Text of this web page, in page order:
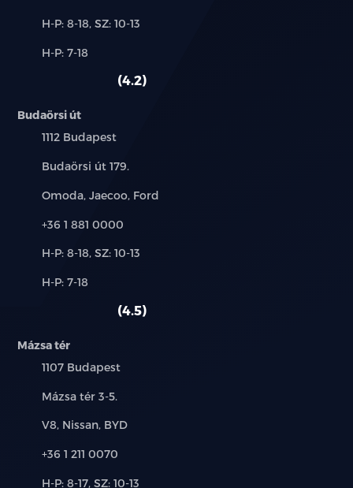
Új-
használt
H-P: 8-18, SZ: 10-13
Alkatrész,
H-P: 7-18
4.2
Budaörsi út
Település:
1112 Budapest
Cím:
Budaörsi út 179.
Márkák:
Omoda, Jaecoo, Ford
Telefon:
+36 1 881 0000
Új-
használt
H-P: 8-18, SZ: 10-13
Alkatrész,
H-P: 7-18
4.5
Mázsa tér
Település:
1107 Budapest
Cím:
Mázsa tér 3-5.
Márkák:
V8, Nissan, BYD
Telefon:
+36 1 211 0070
Új-
H-P: 8-17, SZ: 10-13